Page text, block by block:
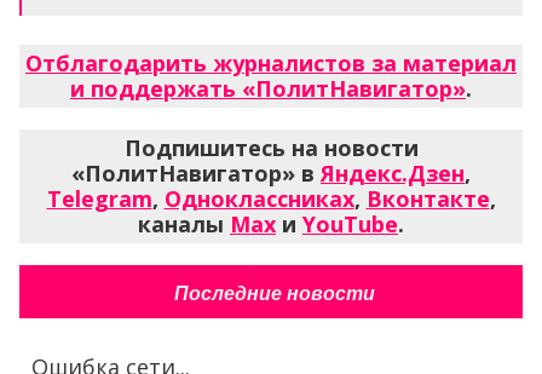
Отблагодарить журналистов за материал
и поддержать «ПолитНавигатор».
Подпишитесь на новости
«ПолитНавигатор» вЯндекс.Дзен,
Telegram, Одноклассниках, Вконтакте,
каналы Max и YouTube.
Последние новости
Ошибка сети...